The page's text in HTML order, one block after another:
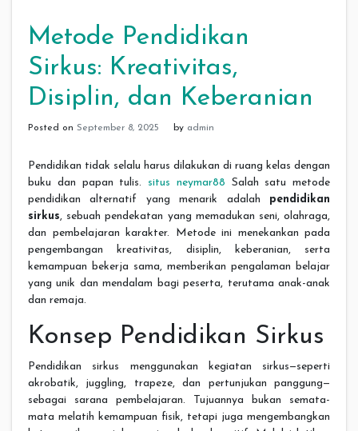
Metode Pendidikan
Sirkus: Kreativitas,
Disiplin, dan Keberanian
Posted on September 8, 2025 by admin
Pendidikan tidak selalu harus dilakukan di ruang kelas dengan
buku dan papan tulis. situs neymar88 Salah satu metode
pendidikan alternatif yang menarik adalah pendidikan
sirkus, sebuah pendekatan yang memadukan seni, olahraga,
dan pembelajaran karakter. Metode ini menekankan pada
pengembangan kreativitas, disiplin, keberanian, serta
kemampuan bekerja sama, memberikan pengalaman belajar
yang unik dan mendalam bagi peserta, terutama anak-anak
dan remaja.
Konsep Pendidikan Sirkus
Pendidikan sirkus menggunakan kegiatan sirkus—seperti
akrobatik, juggling, trapeze, dan pertunjukan panggung—
sebagai sarana pembelajaran. Tujuannya bukan semata-
mata melatih kemampuan fisik, tetapi juga mengembangkan